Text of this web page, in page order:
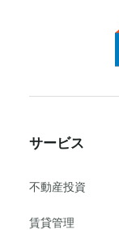
サービス
不動産投資
賃貸管理